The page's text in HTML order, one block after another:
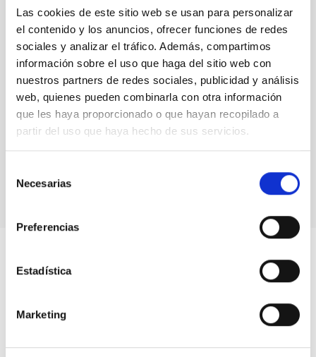
Las cookies de este sitio web se usan para personalizar
el contenido y los anuncios, ofrecer funciones de redes
sociales y analizar el tráfico. Además, compartimos
información sobre el uso que haga del sitio web con
nuestros partners de redes sociales, publicidad y análisis
web, quienes pueden combinarla con otra información
que les haya proporcionado o que hayan recopilado a
partir del uso que haya hecho de sus servicios.
Necesarias
Preferencias
Estadística
Marketing
Formación y Evolución de Galaxias (FYEG)
Instrumentación infrarroja
Instrumentación visible